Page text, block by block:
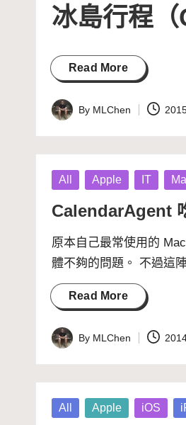
冰島行程（
Read More
Posted
by
By MLChen
Posted
All Apple IT
CalendarAgent
原本自己最常使用的
體不夠的問題。 不過這
Read More
Posted
by
By MLChen
Posted
All Apple iOS